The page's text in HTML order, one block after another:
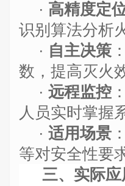
· 高精度定
识别算法分析
· 自主决策
数，提高灭火
· 远程监控
人员实时掌握
· 适用场景
等对安全性要
三、实际